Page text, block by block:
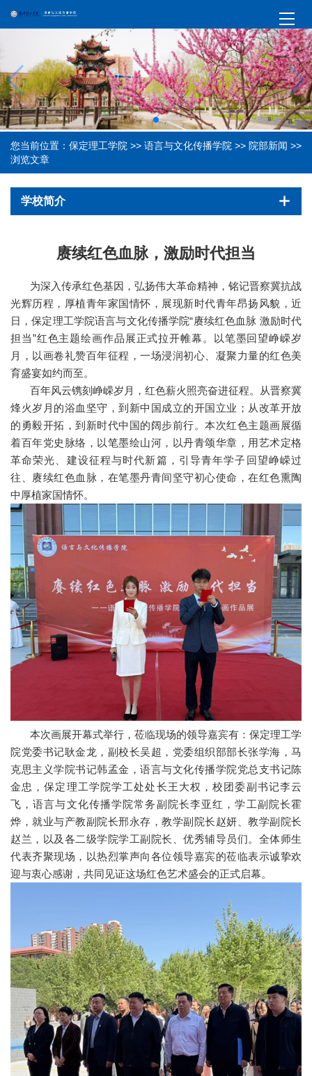
您当前位置： 保定理工学院 >> 语言与文化传播学院 >> 院部新闻 >>
浏览文章
学校简介
赓续红色血脉，激励时代担当
为深入传承红色基因，弘扬伟大革命精神，铭记晋察冀抗战
光辉历程，厚植青年家国情怀，展现新时代青年昂扬风貌，近
日，保定理工学院语言与文化传播学院“赓续红色血脉 激励时代
担当”红色主题绘画作品展正式拉开帷幕。以笔墨回望峥嵘岁
月，以画卷礼赞百年征程，一场浸润初心、凝聚力量的红色美
育盛宴如约而至。
百年风云镌刻峥嵘岁月，红色薪火照亮奋进征程。从晋察冀
烽火岁月的浴血坚守，到新中国成立的开国立业；从改革开放
的勇毅开拓，到新时代中国的阔步前行。本次红色主题画展循
着百年党史脉络，以笔墨绘山河，以丹青颂华章，用艺术定格
革命荣光、建设征程与时代新篇，引导青年学子回望峥嵘过
往、赓续红色血脉，在笔墨丹青间坚守初心使命，在红色熏陶
中厚植家国情怀。
本次画展开幕式举行，莅临现场的领导嘉宾有：保定理工学
院党委书记耿金龙，副校长吴超，党委组织部部长张学海，马
克思主义学院书记韩孟金，语言与文化传播学院党总支书记陈
金忠，保定理工学院学工处处长王大权，校团委副书记李云
飞，语言与文化传播学院常务副院长李亚红，学工副院长霍
烨，就业与产教副院长邢永存，教学副院长赵妍、教学副院长
赵兰，以及各二级学院学工副院长、优秀辅导员们。全体师生
代表齐聚现场，以热烈掌声向各位领导嘉宾的莅临表示诚挚欢
迎与衷心感谢，共同见证这场红色艺术盛会的正式启幕。